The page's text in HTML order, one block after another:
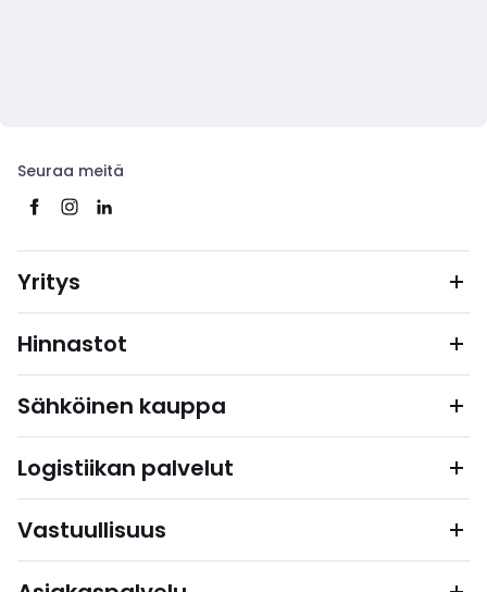
Seuraa meitä
Yritys
Hinnastot
Sähköinen kauppa
Logistiikan palvelut
Vastuullisuus